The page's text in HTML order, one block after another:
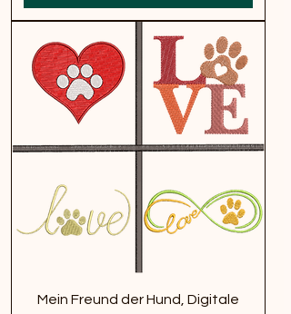
Mein Freund der Hund, Digitale